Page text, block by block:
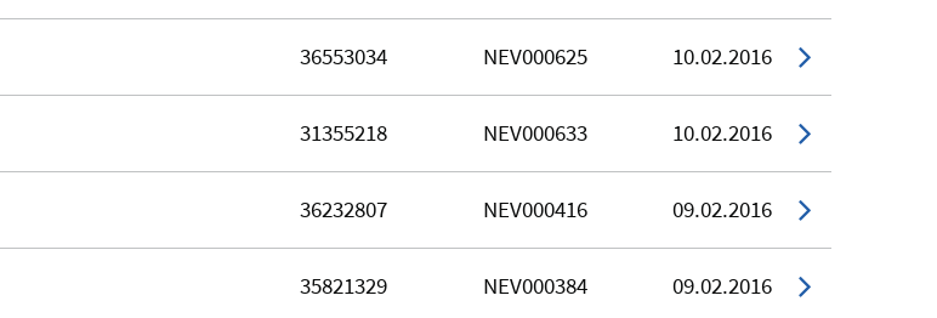
36553034 NEV000625 10.02.2016
31355218 NEV000633 10.02.2016
36232807 NEV000416 09.02.2016
35821329 NEV000384 09.02.2016